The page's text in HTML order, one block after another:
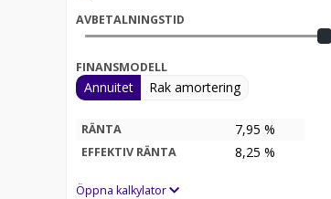
AVBETALNINGSTID
FINANSMODELL
Annuitet Rak amortering
RÄNTA 7,95 %
EFFEKTIV RÄNTA 8,25 %
Öppna kalkylator